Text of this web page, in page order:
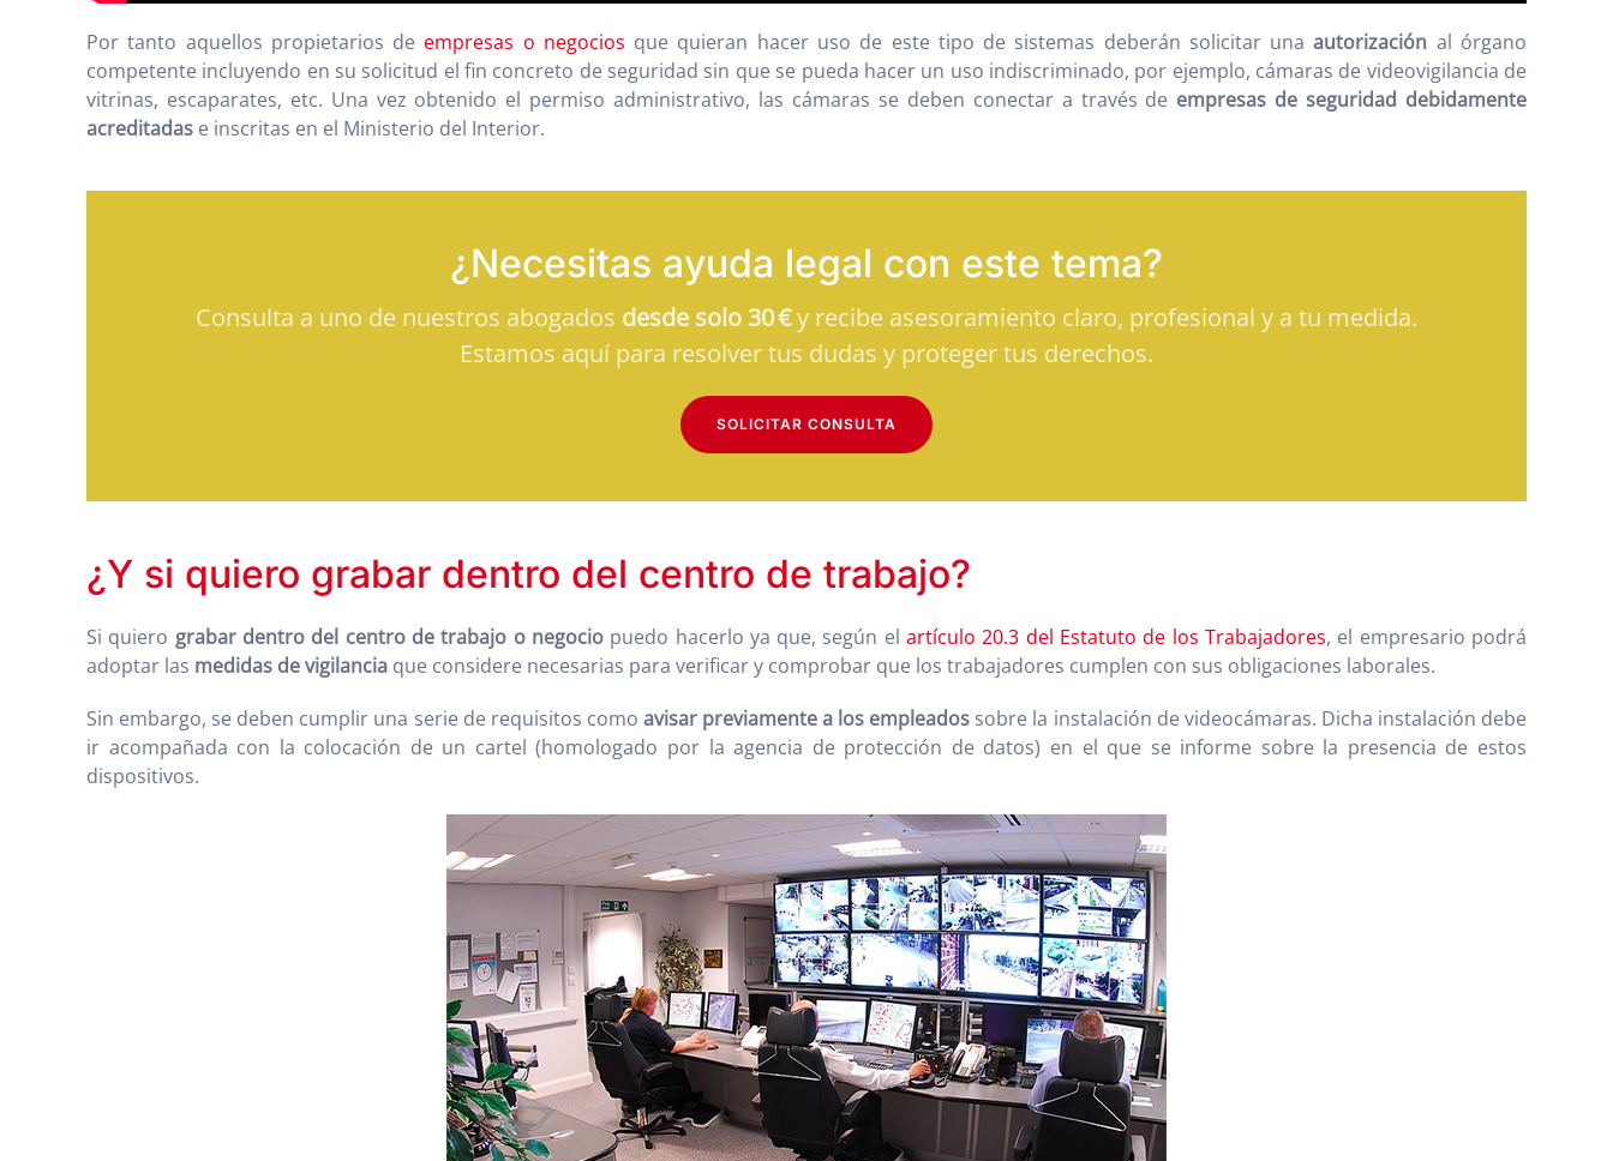
Por tanto aquellos propietarios de empresas o negocios que quieran hacer uso de este tipo de sistemas deberán solicitar unaautorización al órgano
competente incluyendo en su solicitud el fin concreto de seguridad sin que se pueda hacer un uso indiscriminado, por ejemplo, cámaras de videovigilancia de
vitrinas, escaparates, etc. Una vez obtenido el permiso administrativo, las cámaras se deben conectar a través de empresas de seguridad debidamente
acreditadas e inscritas en el Ministerio del Interior.
¿Necesitas ayuda legal con este tema?
Consulta a uno de nuestros abogados desde solo 30 €y recibe asesoramiento claro, profesional y a tu medida.
Estamos aquí para resolver tus dudas y proteger tus derechos.
SOLICITAR CONSULTA
¿Y si quiero grabar dentro del centro de trabajo?
Si quiero grabar dentro del centro de trabajo o negociopuedo hacerlo ya que, según elartículo 20.3 del Estatuto de los Trabajadores, el empresario podrá
adoptar las medidas de vigilancia que considere necesarias para verificar y comprobar que los trabajadores cumplen con sus obligaciones laborales.
Sin embargo, se deben cumplir una serie de requisitos como avisar previamente a los empleados sobre la instalación de videocámaras. Dicha instalación debe
ir acompañada con la colocación de un cartel (homologado por la agencia de protección de datos) en el que se informe sobre la presencia de estos
dispositivos.